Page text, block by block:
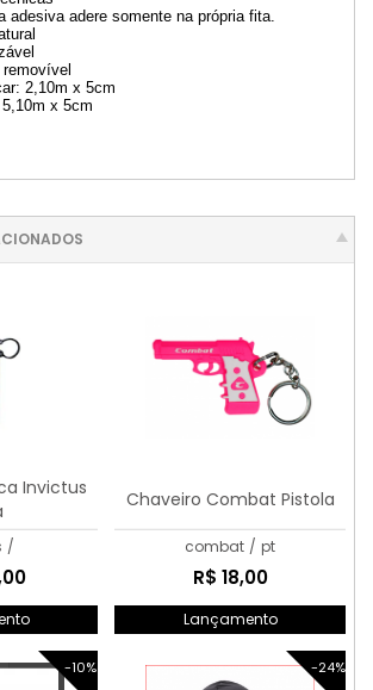
adesiva adere somente na própria fita.
2,10m x 5cm
x 5cm
Invictus
/
Chaveiro Combat Pistola
combat / pt
R$ 18,00
Lançamento
-10% -24%